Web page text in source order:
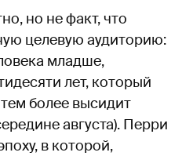
но не факт, что
целевую аудиторию:
младше,
лет, который
более высидит
августа). Перри
в которой,